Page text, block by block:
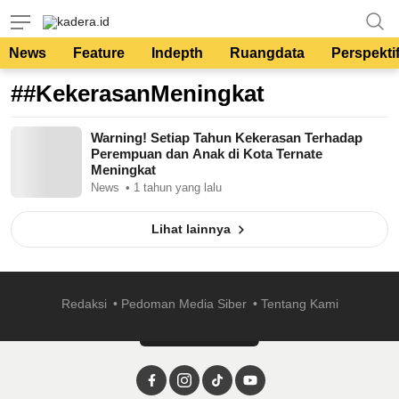
kadera.id
Tempat bertutur
News Feature Indepth Ruangdata Perspektif
##KekerasanMeningkat
Warning! Setiap Tahun Kekerasan Terhadap
Perempuan dan Anak di Kota Ternate
Meningkat
News 1 tahun yang lalu
Lihat lainnya
Redaksi Pedoman Media Siber Tentang Kami